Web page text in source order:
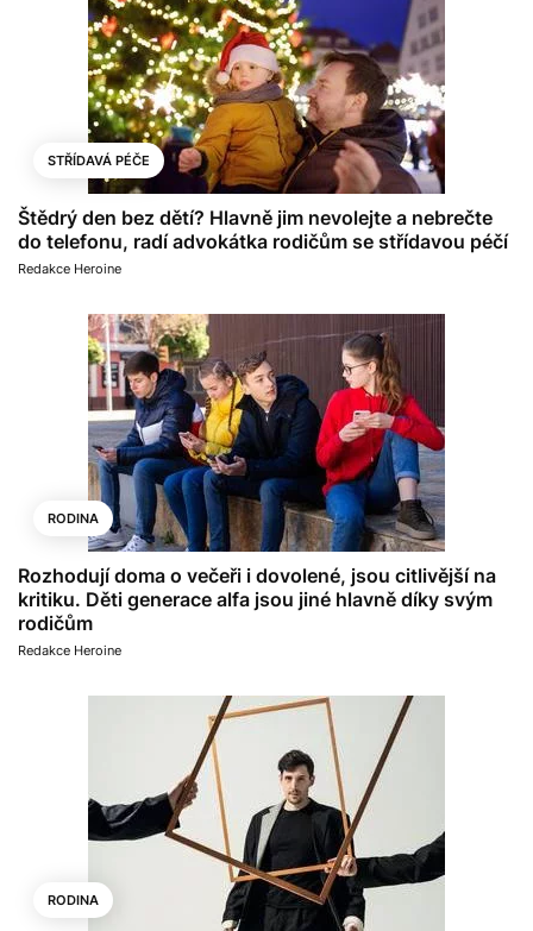
STŘÍDAVÁ PÉČE
Štědrý den bez dětí? Hlavně jim nevolejte a nebrečte
do telefonu, radí advokátka rodičům se střídavou péčí
Redakce Heroine
RODINA
Rozhodují doma o večeři i dovolené, jsou citlivější na
kritiku. Děti generace alfa jsou jiné hlavně díky svým
rodičům
Redakce Heroine
RODINA